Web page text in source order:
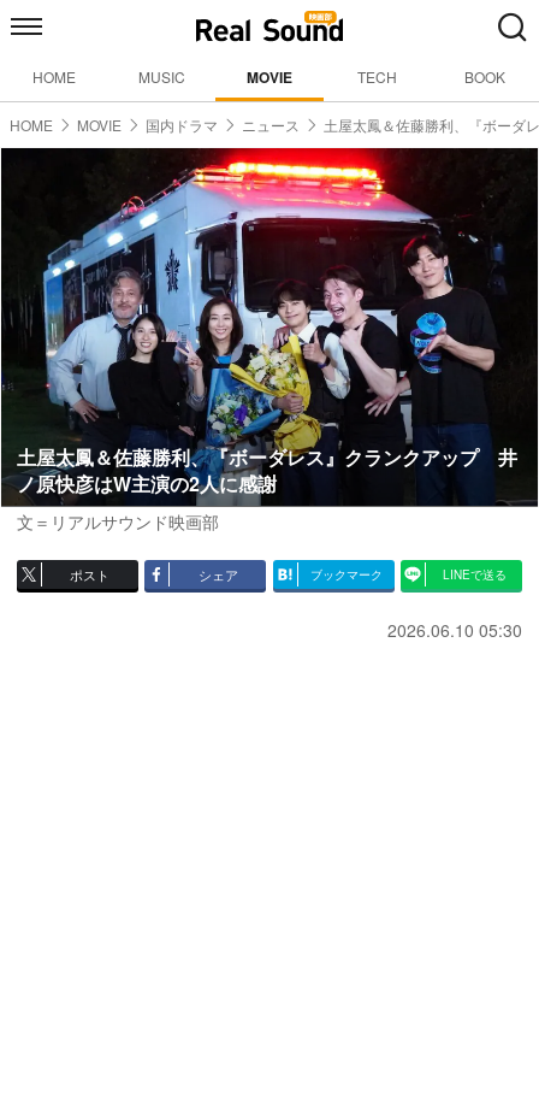
HOME MUSIC MOVIE TECH BOOK
HOME MOVIE 国内ドラマ ニュース 土屋太鳳＆佐藤勝利、『ボーダ
土屋太鳳＆佐藤勝利、『ボーダレス』クランクアップ 井
ノ原快彦はW主演の2人に感謝
文＝リアルサウンド映画部
ポスト シェア ブックマーク LINEで送る
2026.06.10 05:30